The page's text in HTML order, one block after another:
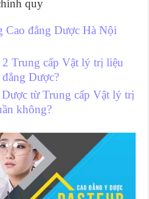
quy
đẳng Dược Hà Nội
Trung cấp Vật lý trị liệu
Dược?
từ Trung cấp Vật lý trị
không?